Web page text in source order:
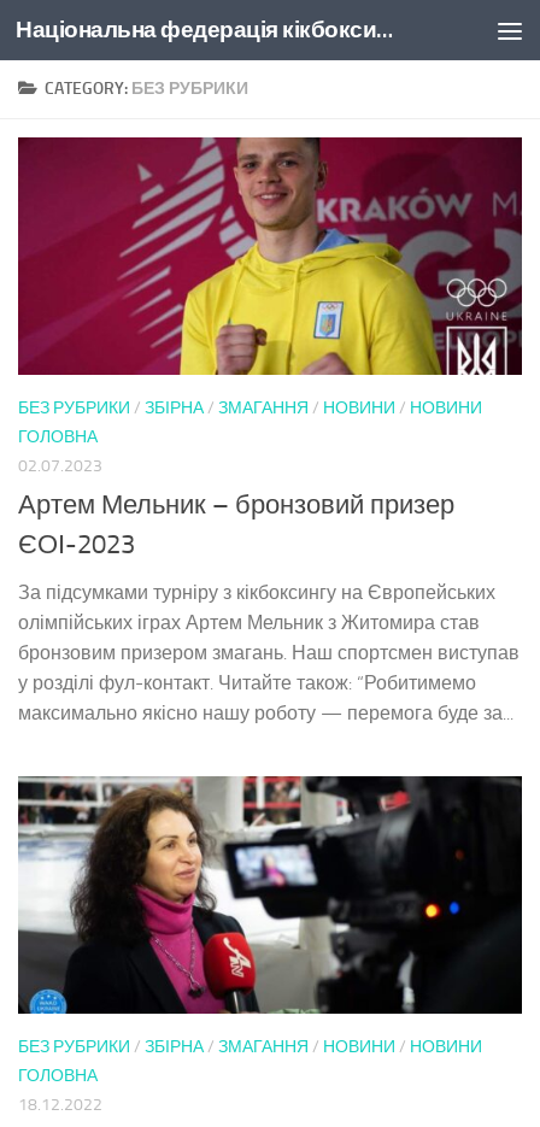
Skip to content Національна федерація кікбоксингу України
CATEGORY: БЕЗ РУБРИКИ
БЕЗ РУБРИКИ / ЗБІРНА/ ЗМАГАННЯ / НОВИНИ / НОВИНИ
ГОЛОВНА
02.07.2023
Артем Мельник – бронзовий призер
ЄОІ-2023
За підсумками турніру з кікбоксингу на Європейських
олімпійських іграх Артем Мельник з Житомира став
бронзовим призером змагань. Наш спортсмен виступав
у розділі фул-контакт. Читайте також: “Робитимемо
максимально якісно нашу роботу — перемога буде за...
БЕЗ РУБРИКИ / ЗБІРНА/ ЗМАГАННЯ / НОВИНИ / НОВИНИ
ГОЛОВНА
18.12.2022